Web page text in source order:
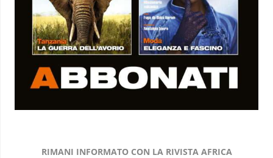
RIMANI INFORMATO CON LA RIVISTA AFRICA